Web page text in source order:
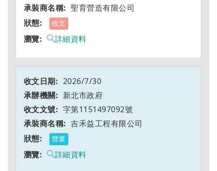
聖育營造有限公司
收文
詳細資料
2026/7/30
新北市政府
字第1151497092號
吉禾益工程有限公司
營業
詳細資料